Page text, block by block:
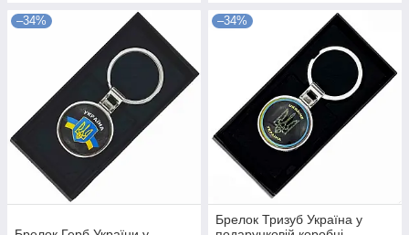
–34% –34%
Брелок Тризуб Україна у